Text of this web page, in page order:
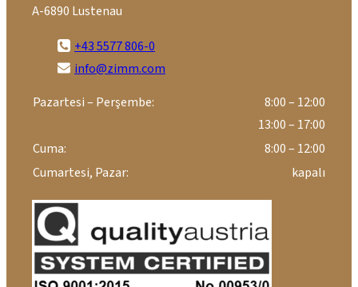
A-6890 Lustenau
+43 5577 806-0
info@zimm.com
Pazartesi – Perşembe:
8:00 – 12:00
13:00 – 17:00
Cuma:
8:00 – 12:00
Cumartesi, Pazar:
kapalı